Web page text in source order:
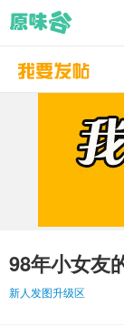
98年小女友
新人发图升级区